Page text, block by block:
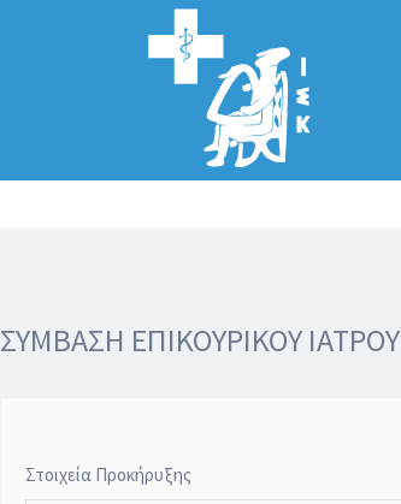
Αναζήτηση
για:
ΣΥΜΒΑΣΗ ΕΠΙΚΟΥΡΙΚΟΥ ΙΑΤΡΟΥ
Στοιχεία Προκήρυξης